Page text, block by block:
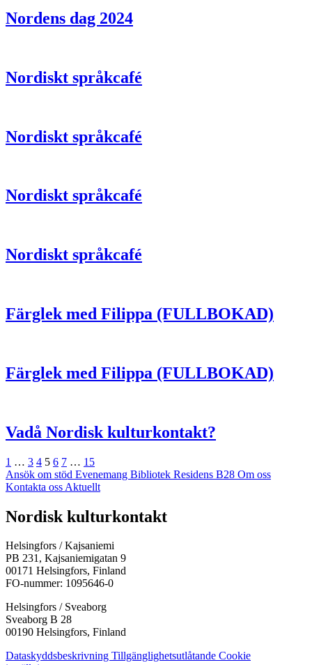
Nordens dag 2024
Nordiskt språkcafé
Nordiskt språkcafé
Nordiskt språkcafé
Nordiskt språkcafé
Färglek med Filippa (FULLBOKAD)
Färglek med Filippa (FULLBOKAD)
Vadå Nordisk kulturkontakt?
Föregående
Sida
1 … Sida
3 Sida
4 Sida
5 Sida
6 Sida
7 … Sida
15Nästa
Ansök om stöd Evenemang Bibliotek Residens B28 Om oss
Kontakta oss Aktuellt
Facebook:
Öppnas
en
ny
flik
Instagram:
Öppnas
en
ny
flik
TikTok:
Öppnas
en
ny
flik
Youtube:
Öppnas
en
ny
flik
Vimeo:
Öppnas
en
ny
flik
Nordisk kulturkontakt
Helsingfors / Kajsaniemi
PB 231, Kajsaniemigatan 9
00171 Helsingfors, Finland
FO-nummer: 1095646-0
Helsingfors / Sveaborg
Sveaborg B 28
00190 Helsingfors, Finland
Dataskyddsbeskrivning Tillgänglighetsutlåtande Cookie